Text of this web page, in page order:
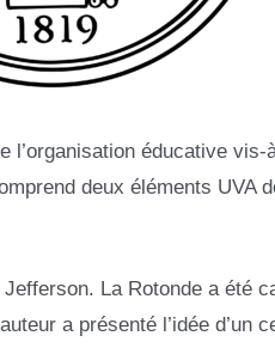
éducative vis-
deux éléments UVA
La Rotonde a été
a présenté l’idée d’un